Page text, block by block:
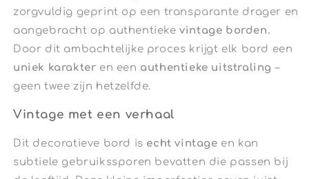
zorgvuldig geprint op een transparante drager en
aangebracht op authentiekevintage borden.
Door dit ambachtelijke proces krijgt elk bord een
uniek karakter en een authentieke uitstraling –
geen twee zijn hetzelfde.
Vintage met een verhaal
Dit decoratieve bord is echt vintage en kan
subtiele gebruikssporen bevatten die passen bij